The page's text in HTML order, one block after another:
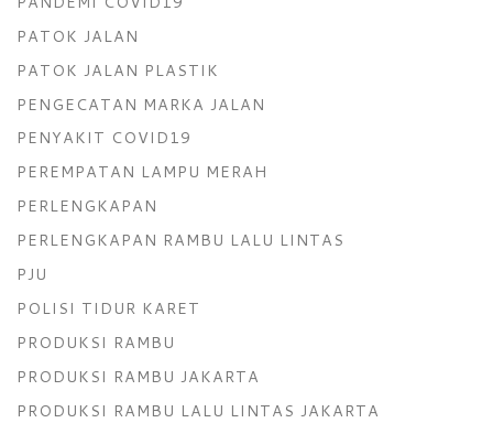
PATOK JALAN
PATOK JALAN PLASTIK
PENGECATAN MARKA JALAN
PENYAKIT COVID19
PEREMPATAN LAMPU MERAH
PERLENGKAPAN
PERLENGKAPAN RAMBU LALU LINTAS
PJU
POLISI TIDUR KARET
PRODUKSI RAMBU
PRODUKSI RAMBU JAKARTA
PRODUKSI RAMBU LALU LINTAS JAKARTA